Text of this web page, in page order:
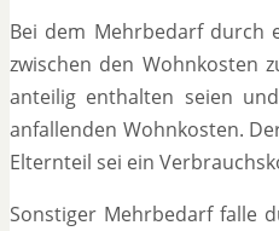
Bei dem Mehrbedarf durch
zwischen den Wohnkosten
anteilig enthalten seien
anfallenden Wohnkosten.
Elternteil sei ein
Sonstiger Mehrbedarf falle